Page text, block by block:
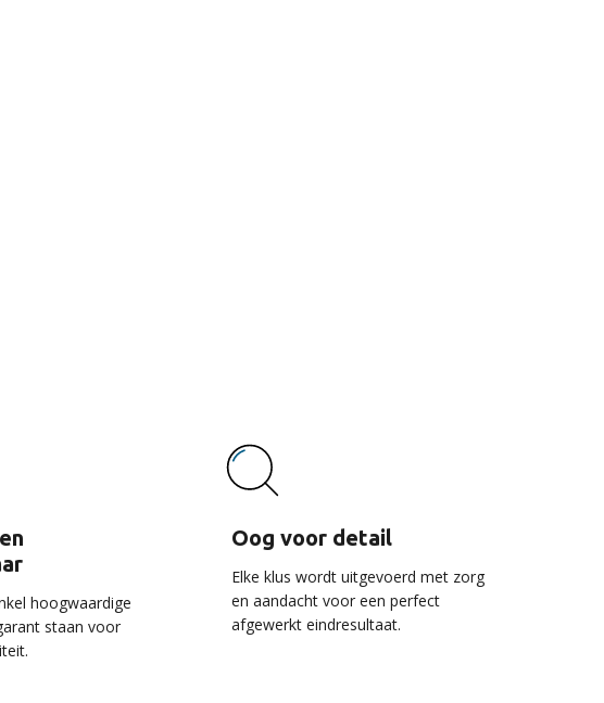
hoogwaardige
staan voor
Oog voor detail
Elke klus wordt uitgevoerd met zorg
en aandacht voor een perfect
afgewerkt eindresultaat.